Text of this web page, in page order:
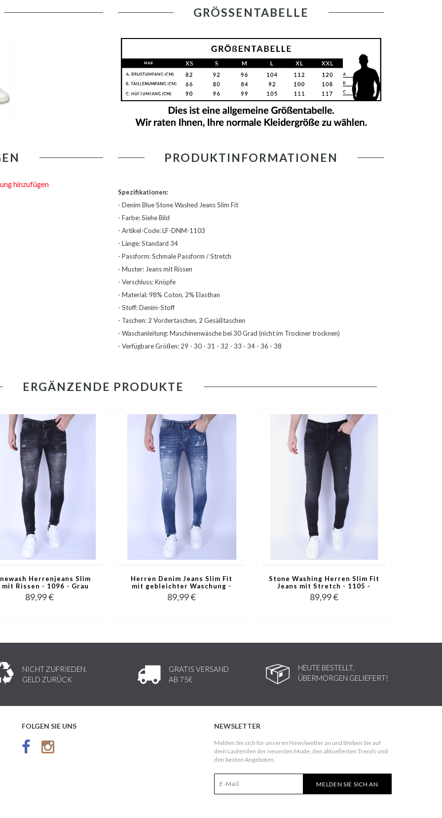
GRÖSSENTABELLE
hinzufügen
PRODUKTINFORMATIONEN
Spezifikationen:
- Denim Blue Stone Washed Jeans Slim Fit
- Farbe: Siehe Bild
- Artikel-Code: LF-DNM-1103
- Länge: Standard 34
- Passform: Schmale Passform / Stretch
- Muster: Jeans mit Rissen
- Verschluss: Knöpfe
- Material: 98% Coton, 2% Elasthan
- Stoff: Denim-Stoff
- Taschen: 2 Vordertaschen, 2 Gesäßtaschen
- Waschanleitung: Maschinenwäsche bei 30 Grad (nicht im Trockner trocknen)
- Verfügbare Größen: 29 - 30 - 31 - 32 - 33 - 34 - 36 - 38
ERGÄNZENDE PRODUKTE
Herrenjeans Slim
Rissen - 1096 - Grau
89,99 €
Herren Denim Jeans Slim Fit
mit gebleichter Waschung -
1094 - Blau
89,99 €
Stone Washing Herren Slim Fit
Jeans mit Stretch - 1105 -
Schwarz
89,99 €
NICHT ZUFRIEDEN,
GELD ZURÜCK
GRATIS VERSAND
AB 75€
HEUTE BESTELLT,
ÜBERMORGEN GELIEFERT!
FOLGEN SIE UNS NEWSLETTER
Melden Sie sich für unseren Newslwetter an und bleiben Sie auf
dem Laufenden der neuesten Mode, den aktuellesten Trends und
den besten Angeboten.
MELDEN SIE SICH AN